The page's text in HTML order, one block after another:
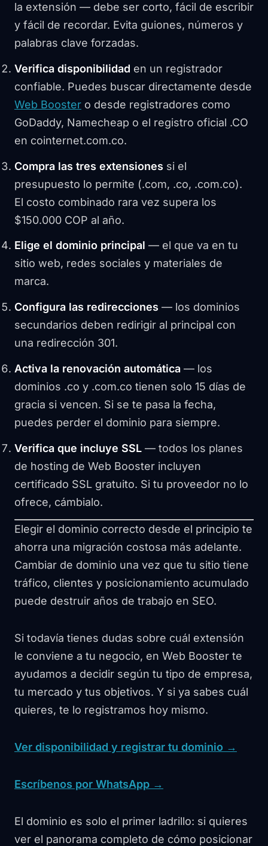
la extensión — debe ser corto, fácil de escribir
y fácil de recordar. Evita guiones, números y
palabras clave forzadas.
Verifica disponibilidad en un registrador
confiable. Puedes buscar directamente desde
Web Booster o desde registradores como
GoDaddy, Namecheap o el registro oficial .CO
en cointernet.com.co.
Compra las tres extensiones si el
presupuesto lo permite (.com, .co, .com.co).
El costo combinado rara vez supera los
$150.000 COP al año.
Elige el dominio principal — el que va en tu
sitio web, redes sociales y materiales de
marca.
Configura las redirecciones — los dominios
secundarios deben redirigir al principal con
una redirección 301.
Activa la renovación automática — los
dominios .co y .com.co tienen solo 15 días de
gracia si vencen. Si se te pasa la fecha,
puedes perder el dominio para siempre.
Verifica que incluye SSL — todos los planes
de hosting de Web Booster incluyen
certificado SSL gratuito. Si tu proveedor no lo
ofrece, cámbialo.
Elegir el dominio correcto desde el principio te
ahorra una migración costosa más adelante.
Cambiar de dominio una vez que tu sitio tiene
tráfico, clientes y posicionamiento acumulado
puede destruir años de trabajo en SEO.
Si todavía tienes dudas sobre cuál extensión
le conviene a tu negocio, en Web Booster te
ayudamos a decidir según tu tipo de empresa,
tu mercado y tus objetivos. Y si ya sabes cuál
quieres, te lo registramos hoy mismo.
Ver disponibilidad y registrar tu dominio →
Escríbenos por WhatsApp →
El dominio es solo el primer ladrillo: si quieres
ver el panorama completo de cómo posicionar